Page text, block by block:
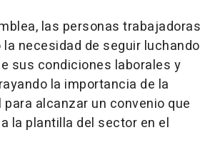
las personas trabajadoras
necesidad de seguir luchando
sus condiciones laborales y
la importancia de la
alcanzar un convenio que
la plantilla del sector en el